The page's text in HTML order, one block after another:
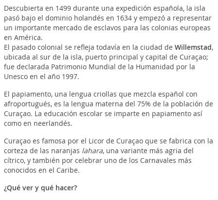
Descubierta en 1499 durante una expedición española, la isla
pasó bajo el dominio holandés en 1634 y empezó a representar
un importante mercado de esclavos para las colonias europeas
en América.
El pasado colonial se refleja todavía en la ciudad de Willemstad,
ubicada al sur de la isla, puerto principal y capital de Curaçao;
fue declarada Patrimonio Mundial de la Humanidad por la
Unesco en el año 1997.
El papiamento, una lengua criollas que mezcla español con
afroportugués, es la lengua materna del 75% de la población de
Curaçao. La educación escolar se imparte en papiamento así
como en neerlandés.
Curaçao es famosa por el Licor de Curaçao que se fabrica con la
corteza de las naranjas lahara, una variante más agria del
cítrico, y también por celebrar uno de los Carnavales más
conocidos en el Caribe.
¿Qué ver y qué hacer?